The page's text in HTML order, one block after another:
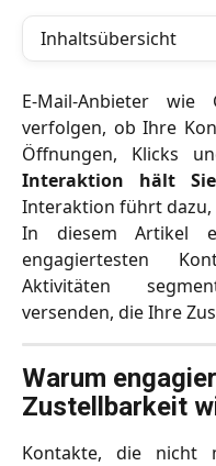
Inhaltsübersicht
E-Mail-Anbieter
verfolgen, ob Ihre
Öffnungen, Klicks
Interaktion hält
Interaktion führt dazu,
In diesem Artikel
engagiertesten
Aktivitäten
versenden, die Ihre
Warum
Zustellbarkeit
Kontakte, die nicht